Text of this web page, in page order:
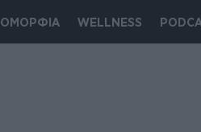
ΟΜΟΡΦΙΑ WELLNESS